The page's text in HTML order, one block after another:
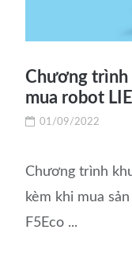
Chương trình
mua robot
01/09/2022
Chương trình
kèm khi mua
F5Eco ...